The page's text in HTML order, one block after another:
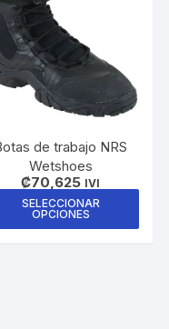
de trabajo NRS
Wetshoes
₡70,625 IVI
SELECCIONAR
OPCIONES